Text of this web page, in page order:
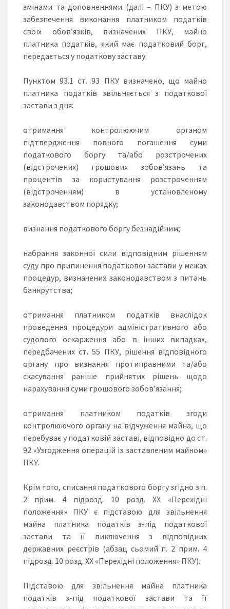
змінами та доповненнями (далі – ПКУ) з метою
забезпечення виконання платником податків
своїх обов’язків, визначених ПКУ, майно
платника податків, який має податковий борг,
передається у податкову заставу.
Пунктом 93.1 ст. 93 ПКУ визначено, що майно
платника податків звільняється з податкової
застави з дня:
отримання контролюючим органом
підтвердження повного погашення суми
податкового боргу та/або розстрочених
(відстрочених) грошових зобов’язань та
процентів за користування розстроченням
(відстроченням) в установленому
законодавством порядку;
визнання податкового боргу безнадійним;
набрання законної сили відповідним рішенням
суду про припинення податкової застави у межах
процедур, визначених законодавством з питань
банкрутства;
отримання платником податків внаслідок
проведення процедури адміністративного або
судового оскарження або в інших випадках,
передбачених ст. 55 ПКУ, рішення відповідного
органу про визнання протиправними та/або
скасування раніше прийнятих рішень щодо
нарахування суми грошового зобов’язання;
отримання платником податків згоди
контролюючого органу на відчуження майна, що
перебуває у податковій заставі, відповідно до ст.
92 «Узгодження операцій із заставленим майном»
ПКУ.
Крім того, списання податкового боргу згідно з п.
2 прим. 4 підрозд. 10 розд. ХХ «Перехідні
положення» ПКУ є підставою для звільнення
майна платника податків з-під податкової
застави та її виключення з відповідних
державних реєстрів (абзац сьомий п. 2 прим. 4
підрозд. 10 розд. ХХ «Перехідні положення» ПКУ).
Підставою для звільнення майна платника
податків з-під податкової застави та її